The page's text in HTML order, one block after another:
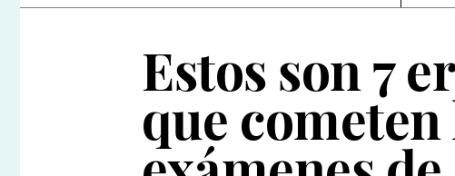
Estos son 7
que cometen